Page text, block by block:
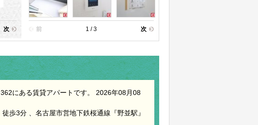
次 前 1 / 3 次
にある賃貸アパートです。 2026年08月08
歩3分 、名古屋市営地下鉄桜通線『野並駅』